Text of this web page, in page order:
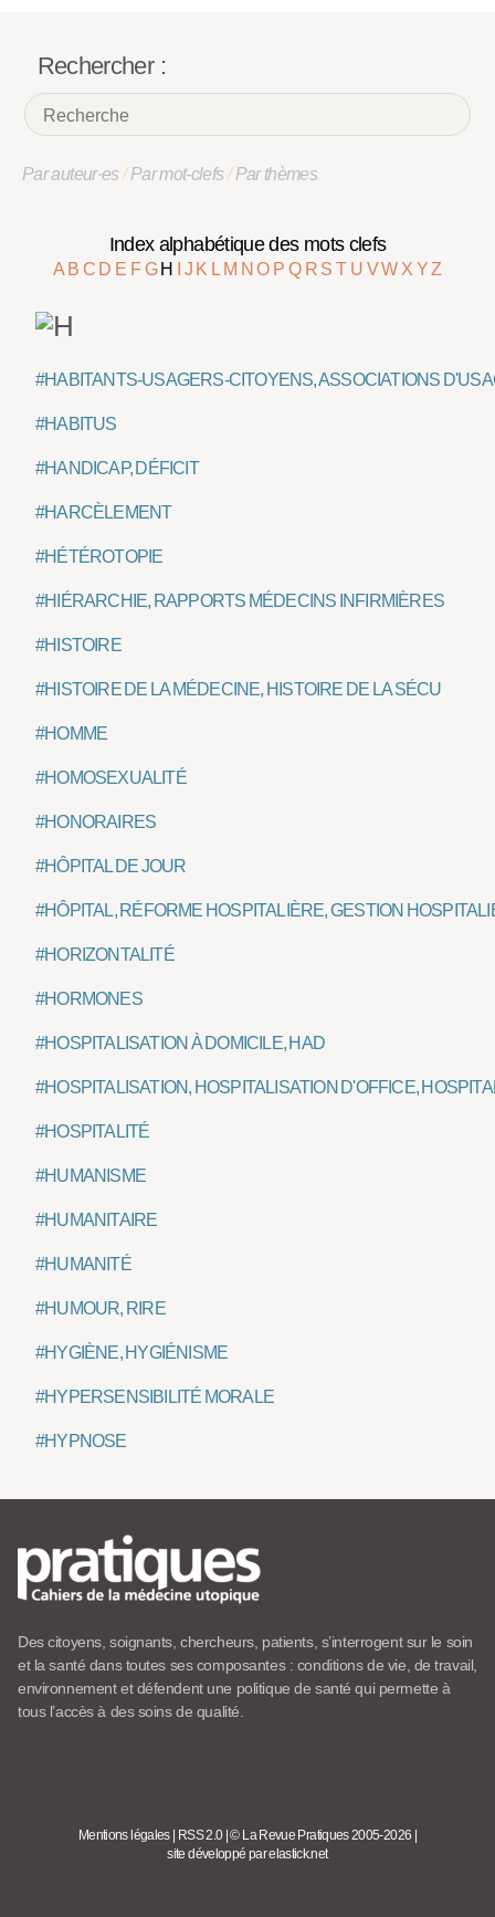
Rechercher :
Par auteur·es/Par mot-clefs/Par thèmes
Index alphabétique des mots clefs
A B C D E F G H J K L M NO P Q R ST U VW X YZ
#HABITANTS-USAGERS-CITOYENS, ASSOCIATIONS
#HABITUS
#HANDICAP, DÉFICIT
#HARCÈLEMENT
#HÉTÉROTOPIE
#HIÉRARCHIE, RAPPORTS MÉDECINS INFIRMIÈRES
#HISTOIRE
#HISTOIRE DE LA MÉDECINE, HISTOIRE DE LA SÉCU
#HOMME
#HOMOSEXUALITÉ
#HONORAIRES
#HÔPITAL DE JOUR
#HÔPITAL, RÉFORME HOSPITALIÈRE, GESTION
#HORIZONTALITÉ
#HORMONES
#HOSPITALISATION À DOMICILE, HAD
#HOSPITALISATION, HOSPITALISATION D'OFFICE,
#HOSPITALITÉ
#HUMANISME
#HUMANITAIRE
#HUMANITÉ
#HUMOUR, RIRE
#HYGIÈNE, HYGIÉNISME
#HYPERSENSIBILITÉ MORALE
#HYPNOSE
Des citoyens, soignants, chercheurs, patients, s’interrogent sur le soin
et la santé dans toutes ses composantes : conditions de vie, de travail,
environnement et défendent une politique de santé qui permette à
tous l’accès à des soins de qualité.
Mentions légales RSS 2.0 |© La Revue Pratiques 2005-2026
site développé par elastick.net